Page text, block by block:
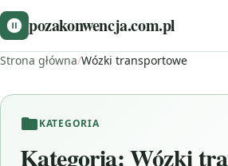
pozakonwencja.com.pl
Strona główna/Wózki transportowe
KATEGORIA
Kategoria:Wózki